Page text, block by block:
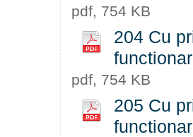
pdf, 754 KB
204 Cu
pdf, 754 KB
205 Cu